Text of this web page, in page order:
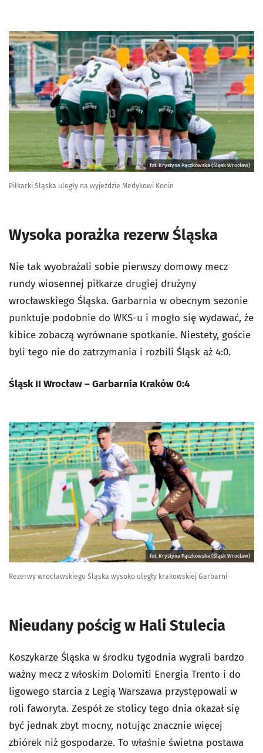
fot. Krystyna Pączkowska (Śląsk Wrocław)
Piłkarki Śląska uległy na wyjeździe Medykowi Konin
Wysoka porażka rezerw Śląska
Nie tak wyobrażali sobie pierwszy domowy mecz
rundy wiosennej piłkarze drugiej drużyny
wrocławskiego Śląska. Garbarnia w obecnym sezonie
punktuje podobnie do WKS-u i mogło się wydawać, że
kibice zobaczą wyrównane spotkanie. Niestety, goście
byli tego nie do zatrzymania i rozbili Śląsk aż 4:0.
Śląsk II Wrocław – Garbarnia Kraków 0:4
fot. Krystyna Pączkowska (Śląsk Wrocław)
Rezerwy wrocławskiego Śląska wysoko uległy krakowskiej Garbarni
Nieudany pościg w Hali Stulecia
Koszykarze Śląska w środku tygodnia wygrali bardzo
ważny mecz z włoskim Dolomiti Energia Trento i do
ligowego starcia z Legią Warszawa przystępowali w
roli faworyta. Zespół ze stolicy tego dnia okazał się
być jednak zbyt mocny, notując znacznie więcej
zbiórek niż gospodarze. To właśnie świetna postawa